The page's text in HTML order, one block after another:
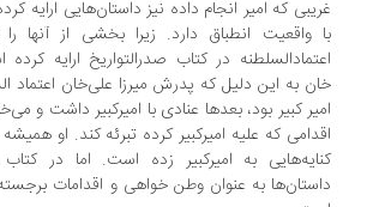
که امیر انجام داده نیز داستان‌هایی ارایه کرده‌ام
واقعیت انطباق دارد. زیرا بخشی از آنها را
در کتاب صدرالتواریخ ارایه کرده
به این دلیل که پدرش میرزا علی‌خان اعتماد
کبیر بود، بعدها عنادی با امیرکبیر داشت و
که علیه امیرکبیر کرده تبرئه کند. او همیشه در
به امیرکبیر زده است. اما در کتاب
به عنوان وطن خواهی و اقدامات برجسته